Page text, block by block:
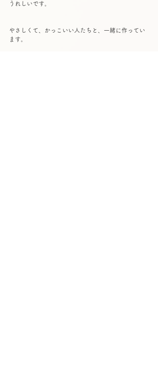
うれしいです。
やさしくて、かっこいい人たちと、一緒に作ってい
ます。